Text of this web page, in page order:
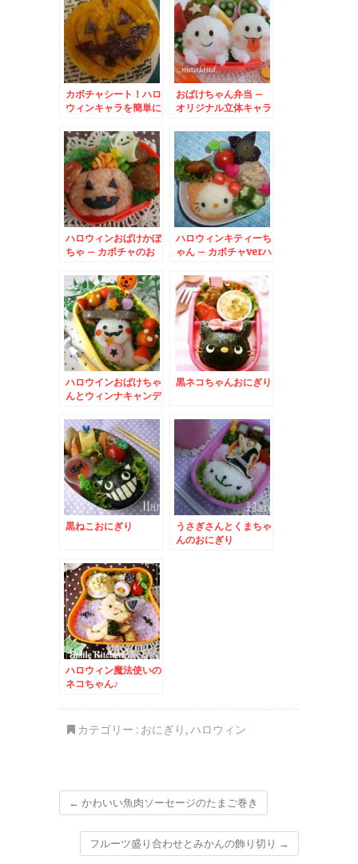
カボチャシート！ハロ
ウィンキャラを簡単に
ック・オ・ランタン♪
おばけちゃん弁当 –
オリジナル立体キャラ
ハロウィンおばけかぼ
ちゃ – カボチャのお
ケ★
ハロウィンキティーち
ゃん – カボチャverハ
ハロウインおばけちゃ
んとウィンナキャンデ
黒ネコちゃんおにぎり
黒ねこおにぎり
うさぎさんとくまちゃ
んのおにぎり
ハロウィン魔法使いの
ネコちゃん♪
カテゴリー : おにぎり ,ハロウィン
← かわいい魚肉ソーセージのたまご巻き
フルーツ盛り合わせとみかんの飾り切り →